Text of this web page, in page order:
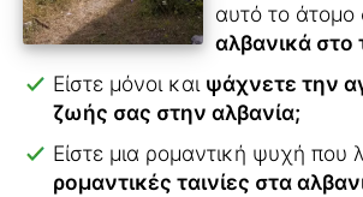
αυτό το άτομο
αλβανικά
Είστε μόνοι και ψάχνετε την
ζωής σας στην αλβανία;
Είστε μια ρομαντική ψυχή που
ρομαντικές ταινίες στα